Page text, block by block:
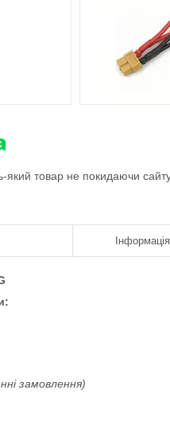
який товар не покидаючи
замовлення)